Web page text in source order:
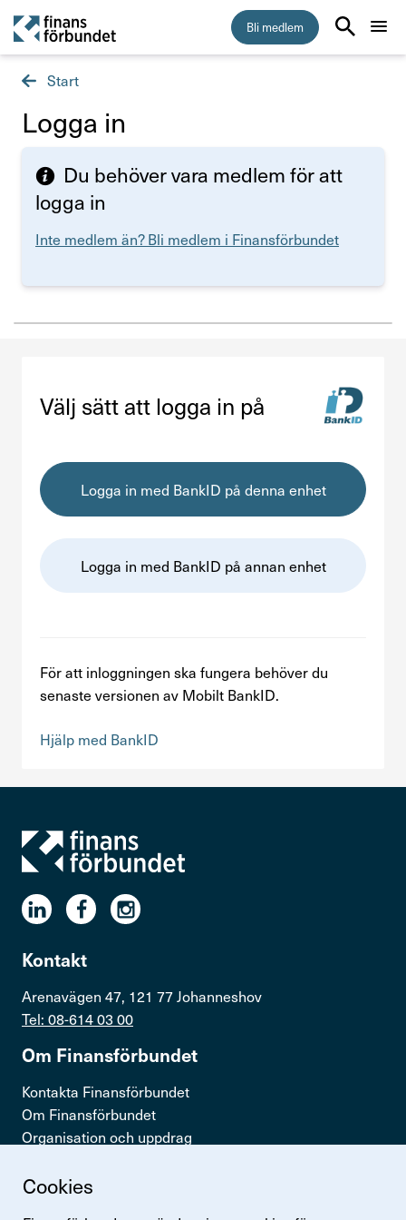
Bli medlem
Medlemskap
Om Finansförbundet
Press & opinion
Kontakta oss
In English
Logga in
Cookies
Start
Logga in
Du behöver vara medlem för att
logga in
Inte medlem än? Bli medlem i Finansförbundet
Välj sätt att logga in på
Logga in med BankID på denna enhet
Logga in med BankID på annan enhet
För att inloggningen ska fungera behöver du
senaste versionen av Mobilt BankID.
Hjälp med BankID
Kontakt
Arenavägen 47, 121 77 Johanneshov
Tel: 08-614 03 00
Om Finans­för­bundet
Kontakta Finansförbundet
Om Finansförbundet
Organisation och uppdrag
Snabb­länkar